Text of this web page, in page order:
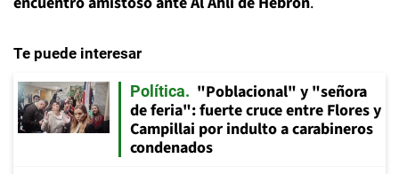
Te puede interesar
Política
"Poblacional" y "señora
de feria": fuerte cruce entre Flores y
Campillai por indulto a carabineros
condenados